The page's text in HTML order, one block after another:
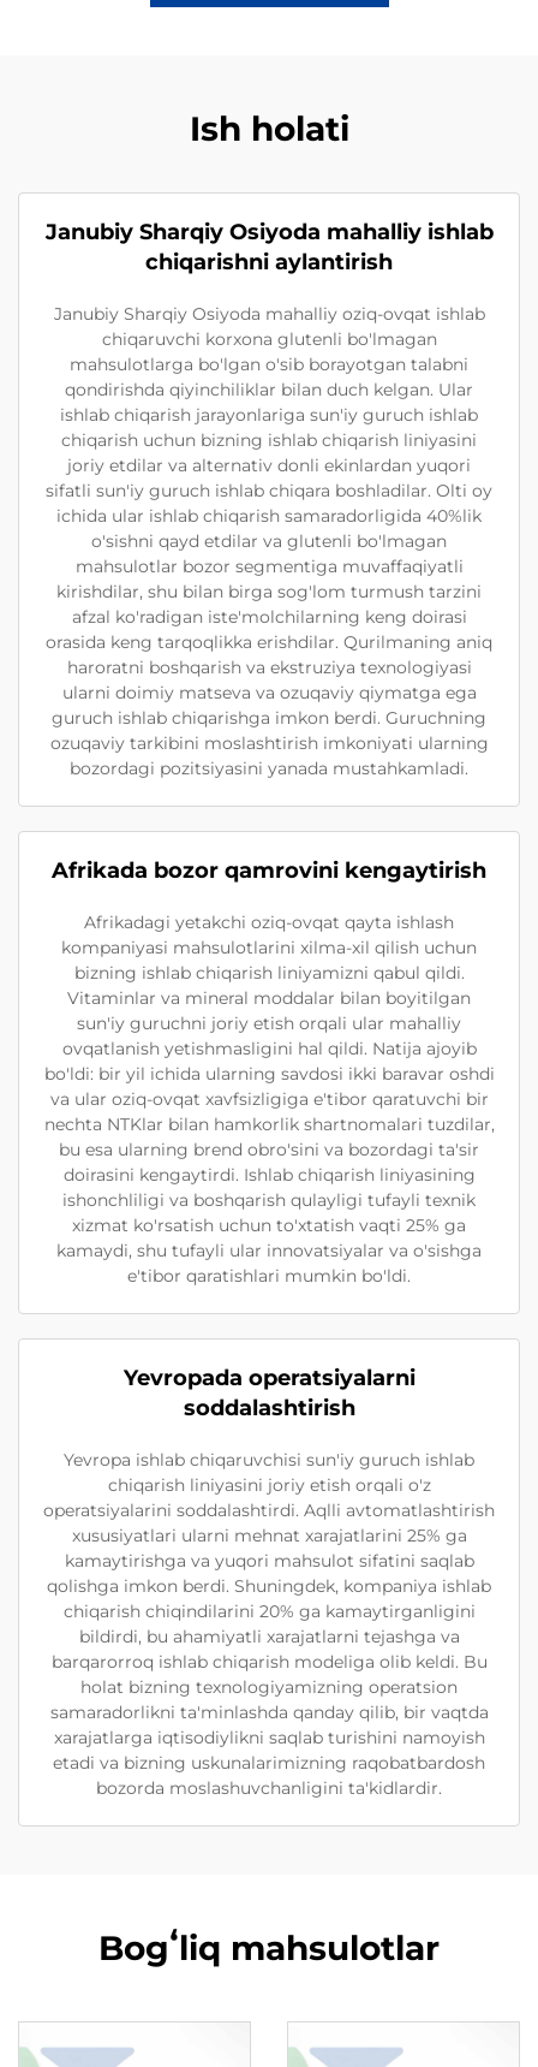
Ish holati
Janubiy Sharqiy Osiyoda mahalliy ishlab
chiqarishni aylantirish
Janubiy Sharqiy Osiyoda mahalliy oziq-ovqat ishlab
chiqaruvchi korxona glutenli bo'lmagan
mahsulotlarga bo'lgan o'sib borayotgan talabni
qondirishda qiyinchiliklar bilan duch kelgan. Ular
ishlab chiqarish jarayonlariga sun'iy guruch ishlab
chiqarish uchun bizning ishlab chiqarish liniyasini
joriy etdilar va alternativ donli ekinlardan yuqori
sifatli sun'iy guruch ishlab chiqara boshladilar. Olti oy
ichida ular ishlab chiqarish samaradorligida 40%lik
o'sishni qayd etdilar va glutenli bo'lmagan
mahsulotlar bozor segmentiga muvaffaqiyatli
kirishdilar, shu bilan birga sog'lom turmush tarzini
afzal ko'radigan iste'molchilarning keng doirasi
orasida keng tarqoqlikka erishdilar. Qurilmaning aniq
haroratni boshqarish va ekstruziya texnologiyasi
ularni doimiy matseva va ozuqaviy qiymatga ega
guruch ishlab chiqarishga imkon berdi. Guruchning
ozuqaviy tarkibini moslashtirish imkoniyati ularning
bozordagi pozitsiyasini yanada mustahkamladi.
Afrikada bozor qamrovini kengaytirish
Afrikadagi yetakchi oziq-ovqat qayta ishlash
kompaniyasi mahsulotlarini xilma-xil qilish uchun
bizning ishlab chiqarish liniyamizni qabul qildi.
Vitaminlar va mineral moddalar bilan boyitilgan
sun'iy guruchni joriy etish orqali ular mahalliy
ovqatlanish yetishmasligini hal qildi. Natija ajoyib
bo'ldi: bir yil ichida ularning savdosi ikki baravar oshdi
va ular oziq-ovqat xavfsizligiga e'tibor qaratuvchi bir
nechta NTKlar bilan hamkorlik shartnomalari tuzdilar,
bu esa ularning brend obro'sini va bozordagi ta'sir
doirasini kengaytirdi. Ishlab chiqarish liniyasining
ishonchliligi va boshqarish qulayligi tufayli texnik
xizmat ko'rsatish uchun to'xtatish vaqti 25% ga
kamaydi, shu tufayli ular innovatsiyalar va o'sishga
e'tibor qaratishlari mumkin bo'ldi.
Yevropada operatsiyalarni
soddalashtirish
Yevropa ishlab chiqaruvchisi sun'iy guruch ishlab
chiqarish liniyasini joriy etish orqali o'z
operatsiyalarini soddalashtirdi. Aqlli avtomatlashtirish
xususiyatlari ularni mehnat xarajatlarini 25% ga
kamaytirishga va yuqori mahsulot sifatini saqlab
qolishga imkon berdi. Shuningdek, kompaniya ishlab
chiqarish chiqindilarini 20% ga kamaytirganligini
bildirdi, bu ahamiyatli xarajatlarni tejashga va
barqarorroq ishlab chiqarish modeliga olib keldi. Bu
holat bizning texnologiyamizning operatsion
samaradorlikni ta'minlashda qanday qilib, bir vaqtda
xarajatlarga iqtisodiylikni saqlab turishini namoyish
etadi va bizning uskunalarimizning raqobatbardosh
bozorda moslashuvchanligini ta'kidlardir.
Bogʻliq mahsulotlar